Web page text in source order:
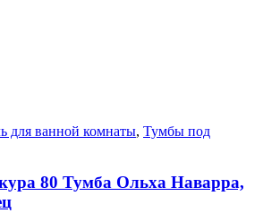
для ванной комнаты, Тумбы под
80 Тумба Ольха Наварра,